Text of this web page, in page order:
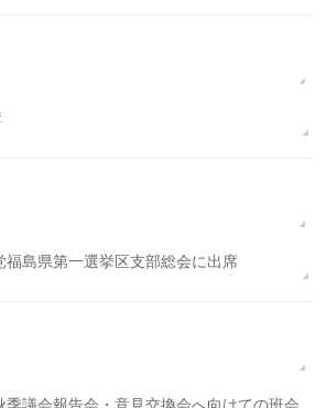
福島県第一選挙区支部総会に出席